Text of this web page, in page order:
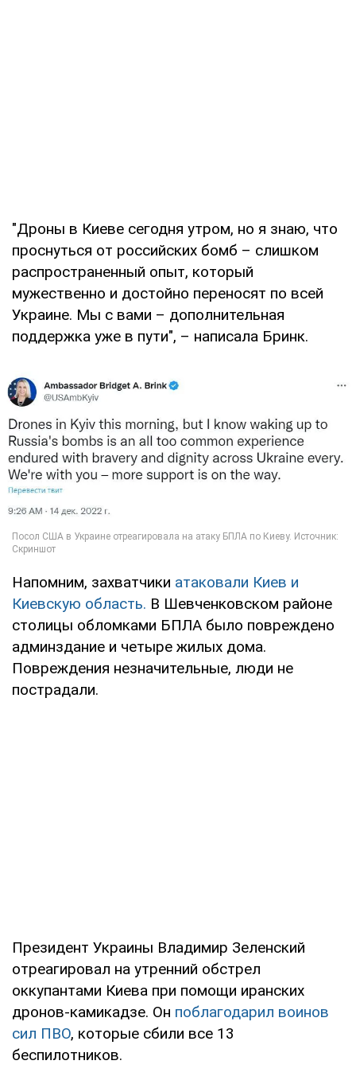
"Дроны в Киеве сегодня утром, но я знаю, что
проснуться от российских бомб – слишком
распространенный опыт, который
мужественно и достойно переносят по всей
Украине. Мы с вами – дополнительная
поддержка уже в пути", – написала Бринк.
Напомним, захватчики атаковали Киев и
Киевскую область. В Шевченковском районе
столицы обломками БПЛА было повреждено
админздание и четыре жилых дома.
Повреждения незначительные, люди не
пострадали.
Президент Украины Владимир Зеленский
отреагировал на утренний обстрел
оккупантами Киева при помощи иранских
дронов-камикадзе. Он поблагодарил воинов
сил ПВО, которые сбили все 13
беспилотников.